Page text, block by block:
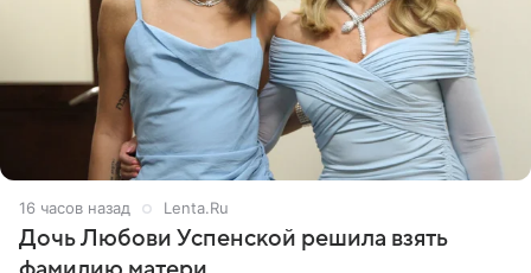
16 часов назад Lenta.Ru
Дочь Любови Успенской решила взять